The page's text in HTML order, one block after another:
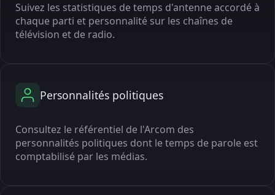
Suivez les statistiques de temps d'antenne accordé à
chaque parti et personnalité sur les chaînes de
télévision et de radio.
Personnalités politiques
Consultez le référentiel de l'Arcom des
personnalités politiques dont le temps de parole est
comptabilisé par les médias.